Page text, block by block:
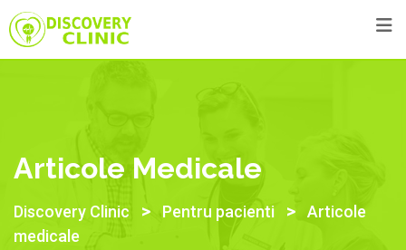
Skip
to
content
Articole Medicale
Discovery Clinic > Pentru pacienti >
Articole
medicale